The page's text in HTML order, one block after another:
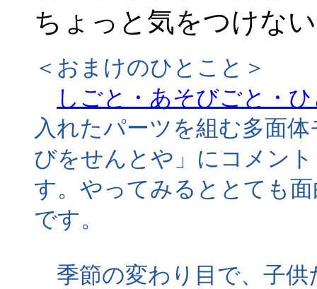
ちょっと気をつけな
＜おまけのひとこと＞
しごと・あそびごと・
入れたパーツを組む多面
びをせんとや」にコメン
す。やってみるととても
です。
季節の変わり目で、子供